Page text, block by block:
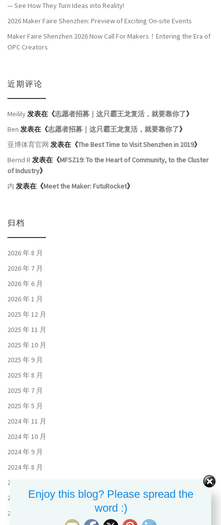
— See How They Turn Ideas into Reality!
2026 Maker Faire Shenzhen: Preview of Exciting On-site Events
Maker Faire Shenzhen 2026 Now Call For Makers！Entering the Era of
OPC Creators
近期评论
Meilily发表在《志愿者招募｜这只霸王龙复活，就要靠你了》
Ben 发表在《志愿者招募｜这只霸王龙复活，就要靠你了》
亚博体育官网 发表在《The Best Time to Visit Shenzhen in 2019》
Bernd R 发表在《MFSZ19: To the Heart of Community, to the Cluster
of Industry》
内 发表在《Meet the Maker: FutuRocket》
归档
2026 年 8 月
2026 年 7 月
2026 年 6 月
2026 年 1 月
2025 年 12 月
2025 年 11 月
2025 年 10 月
2025 年 9 月
2025 年 8 月
2025 年 7 月
2025 年 5 月
2024 年 11 月
2024 年 10 月
2024 年 9 月
2024 年 8 月
2024 年 7 月
2024 年 6 月
2023 年 11 月
Enjoy this blog? Please spread the
word :)